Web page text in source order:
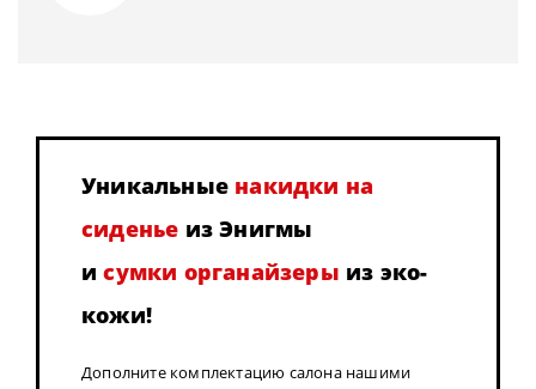
Уникальные накидки на
сиденье из Энигмы
исумки органайзеры из эко-
кожи!
Дополните комплектацию салона нашими